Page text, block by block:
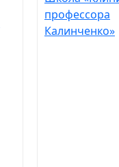
профессора
Калинченко»